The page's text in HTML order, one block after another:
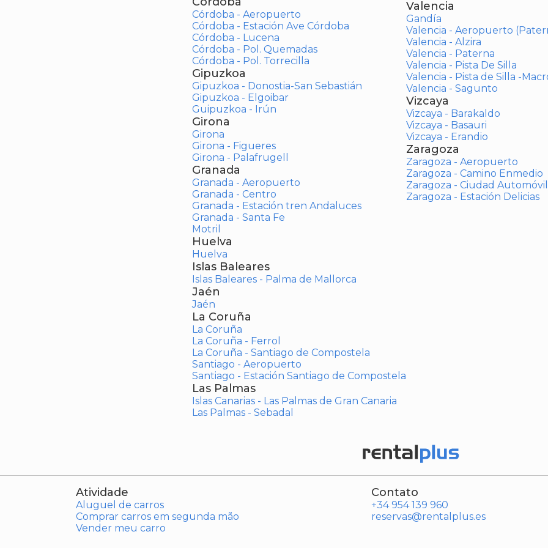
Córdoba - Aeropuerto
Córdoba - Estación Ave Córdoba
Córdoba - Lucena
Córdoba - Pol. Quemadas
Córdoba - Pol. Torrecilla
Gipuzkoa
Gipuzkoa - Donostia-San Sebastián
Gipuzkoa - Elgoibar
Guipuzkoa - Irún
Girona
Girona
Girona - Figueres
Girona - Palafrugell
Granada
Granada - Aeropuerto
Granada - Centro
Granada - Estación tren Andaluces
Granada - Santa Fe
Motril
Huelva
Huelva
Islas Baleares
Islas Baleares - Palma de Mallorca
Jaén
Jaén
La Coruña
La Coruña
La Coruña - Ferrol
La Coruña - Santiago de Compostela
Santiago - Aeropuerto
Santiago - Estación Santiago de Compostela
Las Palmas
Islas Canarias - Las Palmas de Gran Canaria
Las Palmas - Sebadal
Valencia
Gandía
Valencia - Aeropuerto
Valencia - Alzira
Valencia - Paterna
Valencia - Pista De Silla
Valencia - Pista de Silla -
Valencia - Sagunto
Vizcaya
Vizcaya - Barakaldo
Vizcaya - Basauri
Vizcaya - Erandio
Zaragoza
Zaragoza - Aeropuerto
Zaragoza - Camino Enmedio
Zaragoza - Ciudad Automóvil
Zaragoza - Estación Delicias
Atividade
Aluguel de carros
Comprar carros em segunda mão
Vender meu carro
Contato
+34 954 139 960
reservas@rentalplus.es